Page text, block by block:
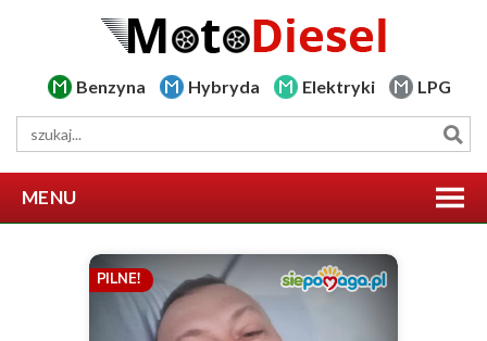
Benzyna Hybryda Elektryki LPG
MENU